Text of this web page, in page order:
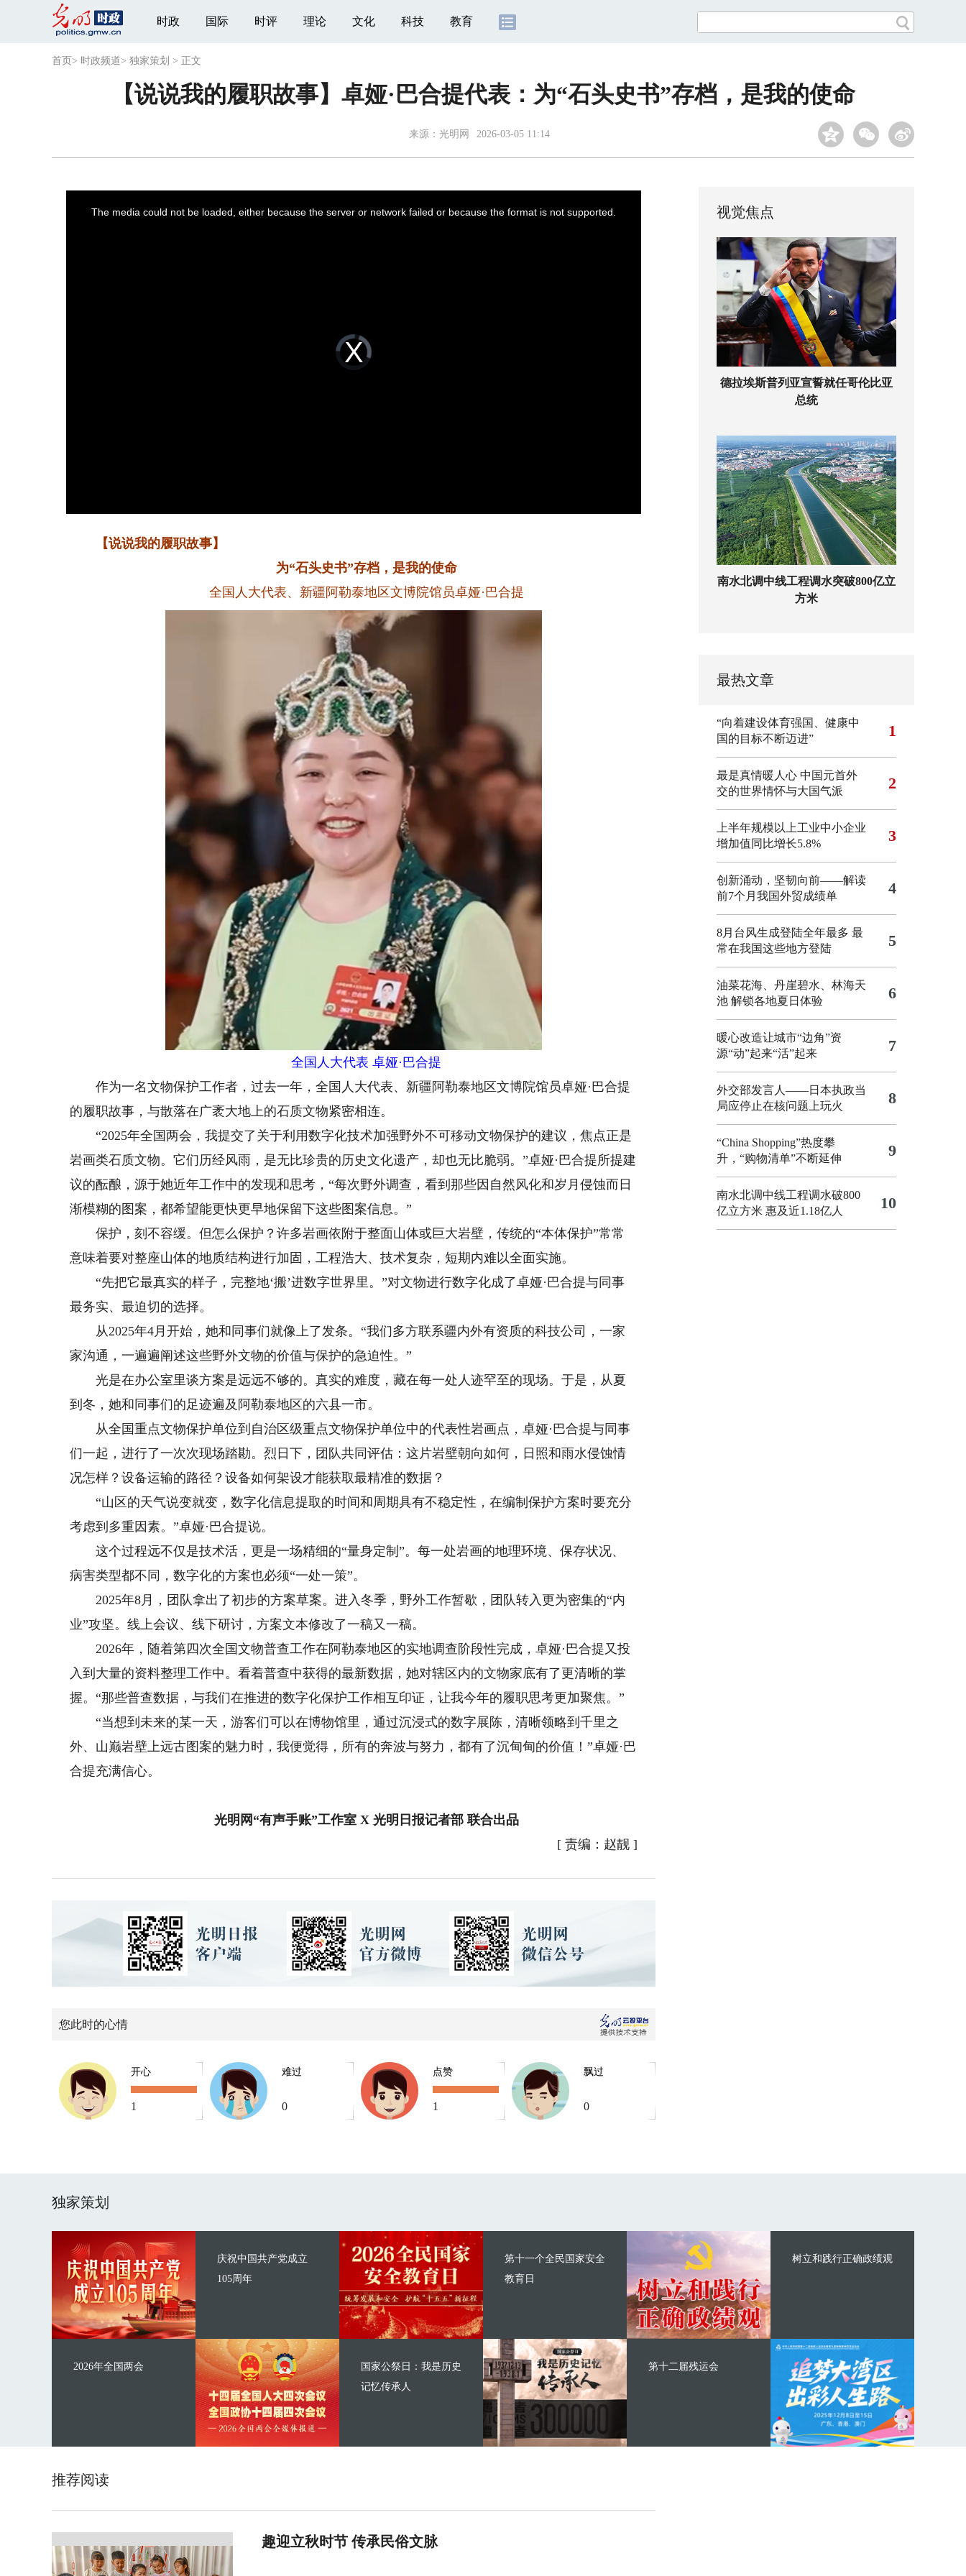
时政 国际 时评 理论 文化 科技 教育
首页 > 时政频道> 独家策划 > 正文
【说说我的履职故事】卓娅·巴合提代表：为“石头史书”存档，是我的使命
来源： 光明网 2026-03-05 11:14
Video
Player
loading.
The media could not be loaded, either because the server or network failed or because the format is not supported.
【说说我的履职故事】
为“石头史书”存档，是我的使命
全国人大代表、新疆阿勒泰地区文博院馆员卓娅·巴合提
全国人大代表 卓娅·巴合提
作为一名文物保护工作者，过去一年，全国人大代表、新疆阿勒泰地区文博院馆员卓娅·巴合提
的履职故事，与散落在广袤大地上的石质文物紧密相连。
“2025年全国两会，我提交了关于利用数字化技术加强野外不可移动文物保护的建议，焦点正是
岩画类石质文物。它们历经风雨，是无比珍贵的历史文化遗产，却也无比脆弱。”卓娅·巴合提所提建
议的酝酿，源于她近年工作中的发现和思考，“每次野外调查，看到那些因自然风化和岁月侵蚀而日
渐模糊的图案，都希望能更快更早地保留下这些图案信息。”
保护，刻不容缓。但怎么保护？许多岩画依附于整面山体或巨大岩壁，传统的“本体保护”常常
意味着要对整座山体的地质结构进行加固，工程浩大、技术复杂，短期内难以全面实施。
“先把它最真实的样子，完整地‘搬’进数字世界里。”对文物进行数字化成了卓娅·巴合提与同事
最务实、最迫切的选择。
从2025年4月开始，她和同事们就像上了发条。“我们多方联系疆内外有资质的科技公司，一家
家沟通，一遍遍阐述这些野外文物的价值与保护的急迫性。”
光是在办公室里谈方案是远远不够的。真实的难度，藏在每一处人迹罕至的现场。于是，从夏
到冬，她和同事们的足迹遍及阿勒泰地区的六县一市。
从全国重点文物保护单位到自治区级重点文物保护单位中的代表性岩画点，卓娅·巴合提与同事
们一起，进行了一次次现场踏勘。烈日下，团队共同评估：这片岩壁朝向如何，日照和雨水侵蚀情
况怎样？设备运输的路径？设备如何架设才能获取最精准的数据？
“山区的天气说变就变，数字化信息提取的时间和周期具有不稳定性，在编制保护方案时要充分
考虑到多重因素。”卓娅·巴合提说。
这个过程远不仅是技术活，更是一场精细的“量身定制”。每一处岩画的地理环境、保存状况、
病害类型都不同，数字化的方案也必须“一处一策”。
2025年8月，团队拿出了初步的方案草案。进入冬季，野外工作暂歇，团队转入更为密集的“内
业”攻坚。线上会议、线下研讨，方案文本修改了一稿又一稿。
2026年，随着第四次全国文物普查工作在阿勒泰地区的实地调查阶段性完成，卓娅·巴合提又投
入到大量的资料整理工作中。看着普查中获得的最新数据，她对辖区内的文物家底有了更清晰的掌
握。“那些普查数据，与我们在推进的数字化保护工作相互印证，让我今年的履职思考更加聚焦。”
“当想到未来的某一天，游客们可以在博物馆里，通过沉浸式的数字展陈，清晰领略到千里之
外、山巅岩壁上远古图案的魅力时，我便觉得，所有的奔波与努力，都有了沉甸甸的价值！”卓娅·巴
合提充满信心。
光明网“有声手账”工作室 X 光明日报记者部 联合出品
[ 责编：赵靓 ]
您此时的心情
开心
1
难过
0
点赞
1
飘过
0
视觉焦点
德拉埃斯普列亚宣誓就任哥伦比亚
总统
南水北调中线工程调水突破800亿立
方米
最热文章
“向着建设体育强国、健康中
国的目标不断迈进”
1
最是真情暖人心 中国元首外
交的世界情怀与大国气派
2
上半年规模以上工业中小企业
增加值同比增长5.8%
3
创新涌动，坚韧向前——解读
前7个月我国外贸成绩单
4
8月台风生成登陆全年最多 最
常在我国这些地方登陆
5
油菜花海、丹崖碧水、林海天
池 解锁各地夏日体验
6
暖心改造让城市“边角”资
源“动”起来“活”起来
7
外交部发言人——日本执政当
局应停止在核问题上玩火
8
“China Shopping”热度攀
升，“购物清单”不断延伸
9
南水北调中线工程调水破800
亿立方米 惠及近1.18亿人
10
独家策划
庆祝中国共产党成立
105周年
2026年全国两会
第十一个全民国家安全
教育日
国家公祭日：我是历史
记忆传承人
树立和践行正确政绩观
第十二届残运会
推荐阅读
趣迎立秋时节 传承民俗文脉